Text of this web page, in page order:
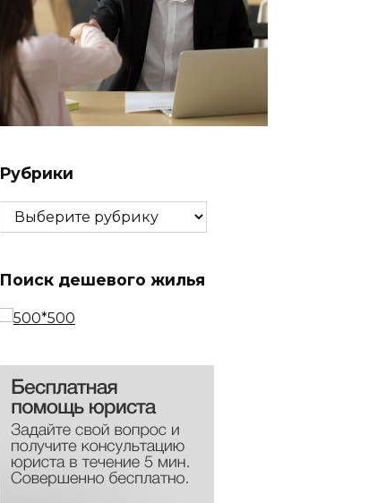
Рубрики
Рубрики
Поиск дешевого жилья